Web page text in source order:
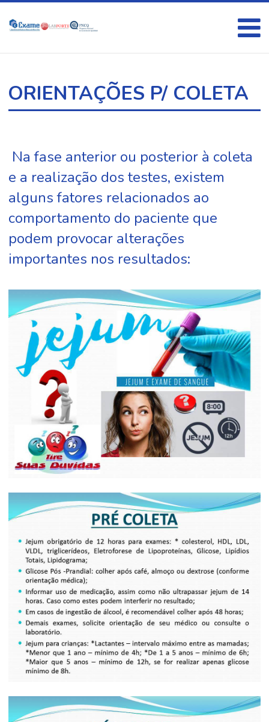
ORIENTAÇÕES P/ COLETA
Na fase anterior ou posterior à coleta
e a realização dos testes, existem
alguns fatores relacionados ao
comportamento do paciente que
podem provocar alterações
importantes nos resultados: